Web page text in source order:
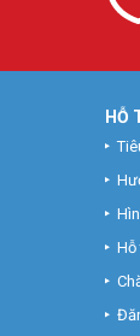
HỖ
Hỗ